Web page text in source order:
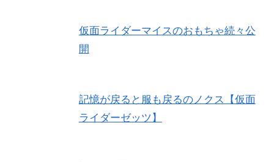
仮面ライダーマイスのおもちゃ続々公
開
記憶が戻ると服も戻るのノクス【仮面
ライダーゼッツ】